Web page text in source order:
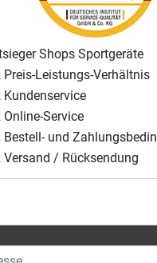
Shops Sportgeräte
Preis-Leistungs-Verhältnis
Kundenservice
Online-Service
Bestell- und
Versand / Rücksendung